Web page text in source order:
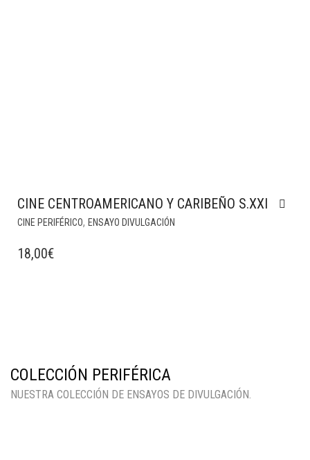
CINE CENTROAMERICANO Y CARIBEÑO S.XXI
CINE PERIFÉRICO, ENSAYO DIVULGACIÓN
18,00€
COLECCIÓN PERIFÉRICA
NUESTRA COLECCIÓN DE ENSAYOS DE DIVULGACIÓN.